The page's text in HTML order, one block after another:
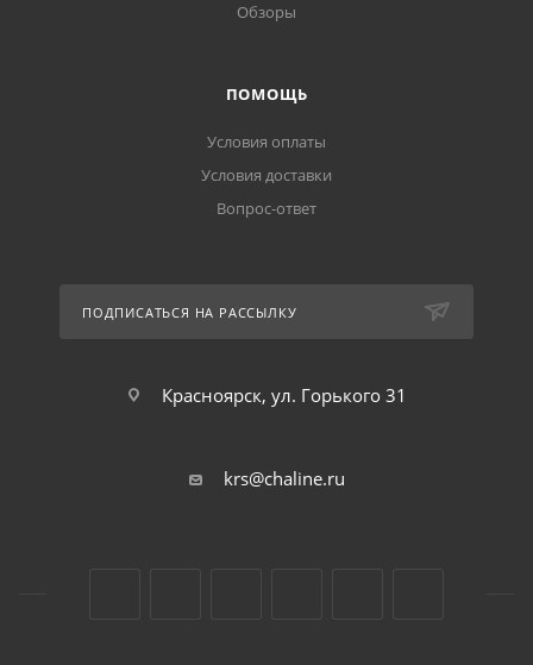
Обзоры
ПОМОЩЬ
Условия оплаты
Условия доставки
Вопрос-ответ
ПОДПИСАТЬСЯ НА РАССЫЛКУ
Красноярск, ул. Горького 31
krs@chaline.ru